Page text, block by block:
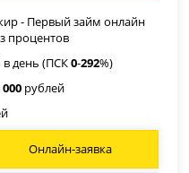
- Первый займ онлайн
процентов
в день (ПСК0-292%)
000 рублей
Онлайн-заявка